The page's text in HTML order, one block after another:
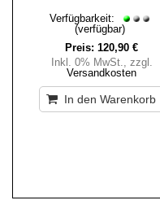
Verfügbarkeit:
(verfügbar)
Preis: 120,90 €
Inkl. 0% MwSt., zzgl.
Versandkosten
In den Warenkorb